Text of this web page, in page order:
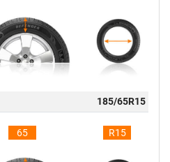
185/65R15
65 R15